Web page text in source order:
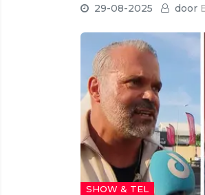
29-08-2025 door
SHOW & TEL